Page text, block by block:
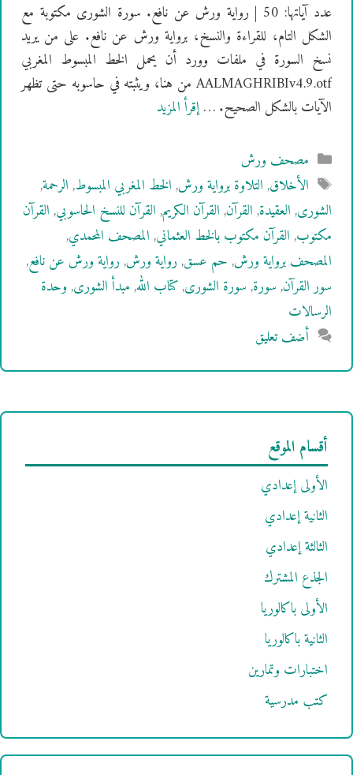
عدد آياتها: 50 | رواية ورش عن نافع. سورة الشورى مكتوبة مع
الشكل التام، للقراءة والنسخ، برواية ورش عن نافع. على من يريد
نسخ السورة في ملفات وورد أن يحمل الخط المبسوط المغربي
AALMAGHRIBIv4.9.otf من هنا، ويثبته في حاسوبه حتى تظهر
الآيات بالشكل الصحيح. …إقرأ المزيد
التصنيفات
مصحف ورش
الوسوم
الأخلاق,التلاوة برواية ورش,الخط المغربي المبسوط,الرحمة,
الشورى,العقيدة,القرآن,القرآن الكريم,القرآن للنسخ الحاسوبي,القرآن
مكتوب,القرآن مكتوب بالخط العثماني,المصحف المحمدي,
المصحف برواية ورش,حم عسق,رواية ورش,رواية ورش عن نافع,
سور القرآن,سورة,سورة الشورى,كتاب الله,مبدأ الشورى,وحدة
الرسالات
أضف تعليق
أقسام الموقع
الأولى إعدادي
الثانية إعدادي
الثالثة إعدادي
الجذع المشترك
الأولى باكالوريا
الثانية باكالوريا
اختبارات وتمارين
كتب مدرسية